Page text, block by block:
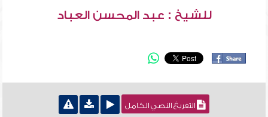
للشيخ : عبد المحسن العباد
التفريغ النصي الكامل